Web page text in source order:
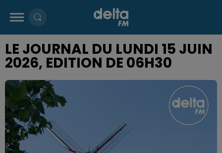
LE JOURNAL DU LUNDI 15 JUIN
2026, EDITION DE 06H30